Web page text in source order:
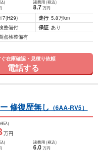
) 諸費用 (税込)
8.7 万円
(H29) 走行 5.8万km
整備付 保証 あり
点検整備有
在庫確認・見積り依頼
電話する
修復歴無し （6AA-RV5）
込)
万円
) 諸費用 (税込)
6.0 万円